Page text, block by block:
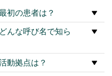
初の患者は？
んな呼び名で知ら
動拠点は？